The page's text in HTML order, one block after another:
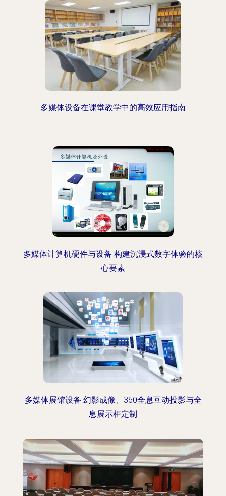
多媒体设备在课堂教学中的高效应用指南
多媒体计算机硬件与设备 构建沉浸式数字体验的核
心要素
多媒体展馆设备 幻影成像、360全息互动投影与全
息展示柜定制